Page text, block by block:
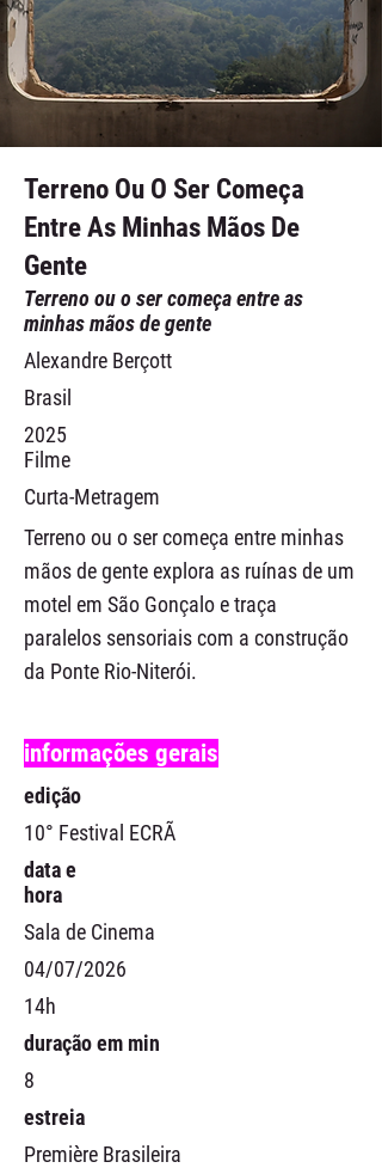
Terreno Ou O Ser Começa
Entre As Minhas Mãos De
Gente
Terreno ou o ser começa entre as
minhas mãos de gente
Alexandre Berçott
Brasil
2025
Filme
Curta-Metragem
Terreno ou o ser começa entre minhas
mãos de gente explora as ruínas de um
motel em São Gonçalo e traça
paralelos sensoriais com a construção
da Ponte Rio-Niterói.
informações gerais
edição
10° Festival ECRÃ
data e
hora
Sala de Cinema
04/07/2026
14h
duração em min
8
estreia
Première Brasileira